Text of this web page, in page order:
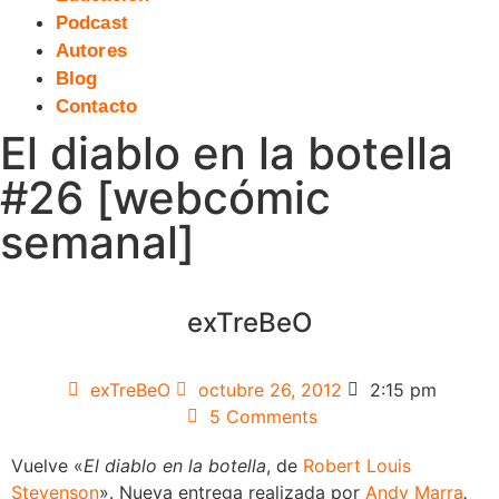
Podcast
Autores
Blog
Contacto
El diablo en la botella
#26 [webcómic
semanal]
exTreBeO
exTreBeO octubre 26, 2012
2:15 pm
5 Comments
Vuelve «El diablo en la botella, de Robert Louis
Stevenson». Nueva entrega realizada por Andy Marra.